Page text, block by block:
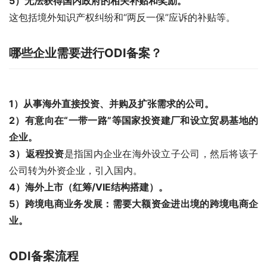
这包括境外知识产权纠纷和“两反一保”应诉的补贴等。
哪些企业需要进行ODI备案？
1）从事海外直接投资、并购及扩张需求的公司。
2）有意向在“一带一路”等国家投资建厂和设立贸易基地的
企业。
3）返程投资是指国内企业在海外设立子公司，然后将该子
公司转为外资企业，引入国内。
4）海外上市（红筹/VIE结构搭建）。
5）跨境电商业务发展：需要大额资金进出境的跨境电商企
业。
ODI备案流程